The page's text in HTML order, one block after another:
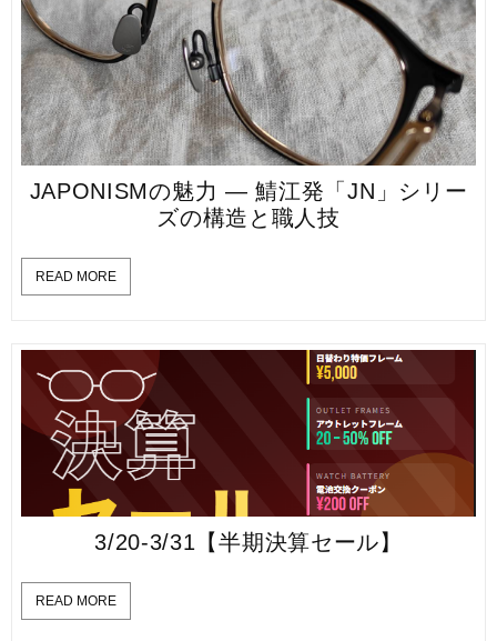
JAPONISMの魅力 — 鯖江発「JN」シリー
ズの構造と職人技
READ MORE
3/20-3/31【半期決算セール】
READ MORE